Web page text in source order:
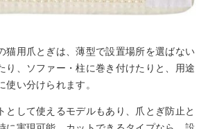
猫用爪とぎは、薄型で設置場所を選ばない
り、ソファー・柱に巻き付けたりと、用途
い分けられます。
として使えるモデルもあり、爪とぎ防止と